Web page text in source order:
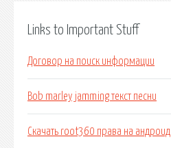
Links to Important Stuff
Договор на поиск информации
Bob marley jamming текст песни
Скачать root360 права на андроид